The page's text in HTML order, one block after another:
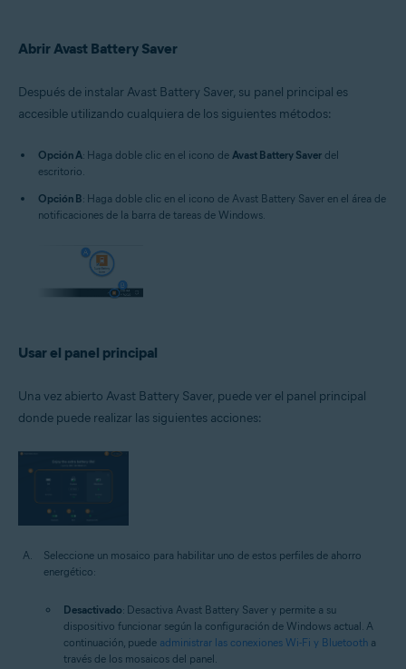
Abrir Avast Battery Saver
Después de instalar Avast Battery Saver, su panel principal es
accesible utilizando cualquiera de los siguientes métodos:
Opción A: Haga doble clic en el icono de Avast Battery Saver del
escritorio.
Opción B: Haga doble clic en el icono de Avast Battery Saver en el área de
notificaciones de la barra de tareas de Windows.
Usar el panel principal
Una vez abierto Avast Battery Saver, puede ver el panel principal
donde puede realizar las siguientes acciones:
Seleccione un mosaico para habilitar uno de estos perfiles de ahorro
energético:
Desactivado: Desactiva Avast Battery Saver y permite a su
dispositivo funcionar según la configuración de Windows actual. A
continuación, puede administrar las conexiones Wi-Fi y Bluetooth a
través de los mosaicos del panel.